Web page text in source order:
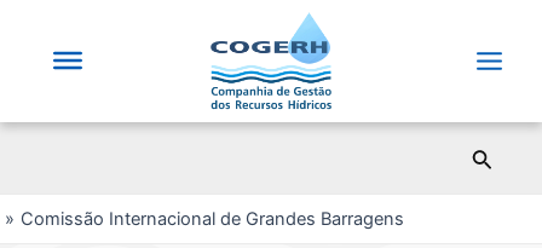
Comissão Internacional de Grandes Barragens